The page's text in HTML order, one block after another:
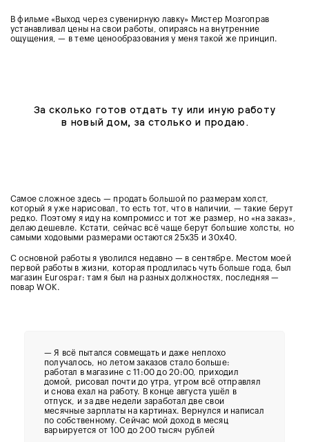
В фильме «Выход через сувенирную лавку» Мистер Мозгоправ
устанавливал цены на свои работы, опираясь на внутренние
ощущения, — в теме ценообразования у меня такой же принцип.
За сколько готов отдать ту или иную работу
в новый дом, за столько и продаю.
Самое сложное здесь — продать большой по размерам холст,
который я уже нарисовал, то есть тот, что в наличии, — такие берут
редко. Поэтому я иду на компромисс и тот же размер, но «на заказ»,
делаю дешевле. Кстати, сейчас всё чаще берут большие холсты, но
самыми ходовыми размерами остаются25х35 и 30х40.
С основной работы я уволился недавно — в сентябре. Местом моей
первой работы в жизни, которая продлилась чуть больше года, был
магазин Eurospar: там я был на разных должностях, последняя —
повар WOK.
— Я всё пытался совмещать и даже неплохо
получалось, но летом заказов стало больше:
работал в магазине с 11:00 до 20:00, приходил
домой, рисовал почти до утра, утром всё отправлял
и снова ехал на работу. В конце августа ушёл в
отпуск, и за две недели заработал две свои
месячные зарплаты на картинах. Вернулся и написал
по собственному. Сейчас мой доход в месяц
варьируется от 100 до 200 тысяч рублей